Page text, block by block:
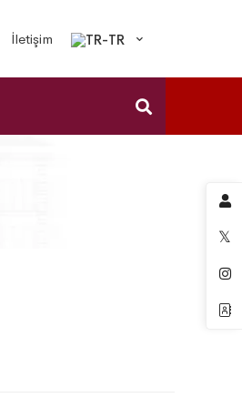
İletişim